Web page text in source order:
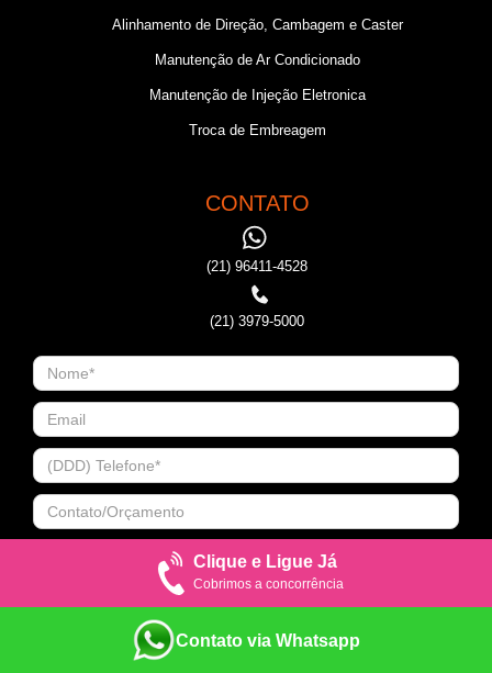
Alinhamento de Direção, Cambagem e Caster
Manutenção de Ar Condicionado
Manutenção de Injeção Eletronica
Troca de Embreagem
CONTATO
(21) 96411-4528
(21) 3979-5000
Clique e Ligue Já
Cobrimos a concorrência
Contato via Whatsapp